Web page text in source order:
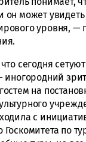
он может увидеть
уровня, —
сегодня
иногородний
на
с
Госкомитета по